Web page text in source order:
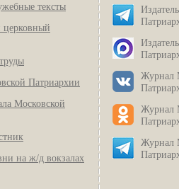
тексты
церковный
Патриархии
Московской
на ж/д вокзалах
Журнал
Журнал
Журнал